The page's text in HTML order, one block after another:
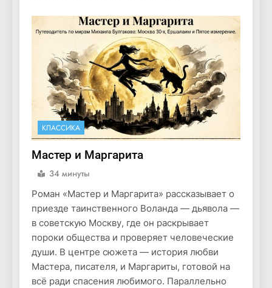
КЛАССИКА
Мастер и Маргарита
34 минуты
Роман «Мастер и Маргарита» рассказывает о
приезде таинственного Воланда — дьявола —
в советскую Москву, где он раскрывает
пороки общества и проверяет человеческие
души. В центре сюжета — история любви
Мастера, писателя, и Маргариты, готовой на
всё ради спасения любимого. Параллельно